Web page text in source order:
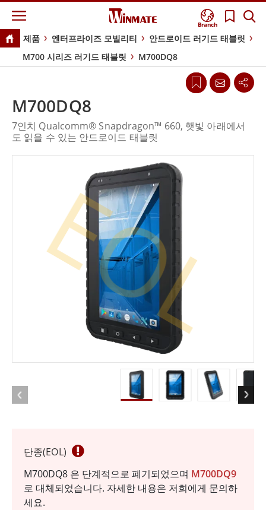
Branch
제품 엔터프라이즈 모빌리티
안드로이드 러기드 태블릿
M700 시리즈 러기드 태블릿
M700DQ8
단종(EOL)
M700DQ8 은 단계적으로 폐기되었으며 M700DQ9
로 대체되었습니다. 자세한 내용은 저희에게 문의하
세요.
M700DQ8
7인치 Qualcomm® Snapdragon™ 660, 햇빛 아래에서
도 읽을 수 있는 안드로이드 태블릿
EOL